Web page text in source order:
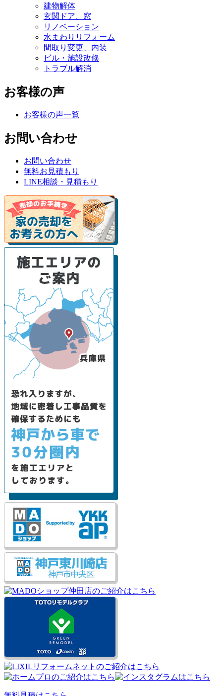
建物解体
玄関ドア、窓
リノベーション
水まわりリフォーム
間取り変更、内装
ビル・施設改修
トラブル解消
お客様の声
お客様の声一覧
お問い合わせ
お問い合わせ
無料お見積もり
LINE相談・見積もり